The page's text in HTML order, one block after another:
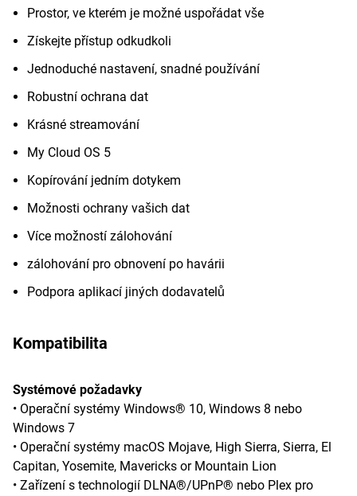
Prostor, ve kterém je možné uspořádat vše
Získejte přístup odkudkoli
Jednoduché nastavení, snadné používání
Robustní ochrana dat
Krásné streamování
My Cloud OS 5
Kopírování jedním dotykem
Možnosti ochrany vašich dat
Více možností zálohování
zálohování pro obnovení po havárii
Podpora aplikací jiných dodavatelů
Kompatibilita
Systémové požadavky
• Operační systémy Windows® 10, Windows 8 nebo
Windows 7
• Operační systémy macOS Mojave, High Sierra, Sierra, El
Capitan, Yosemite, Mavericks or Mountain Lion
• Zařízení s technologií DLNA®/UPnP® nebo Plex pro